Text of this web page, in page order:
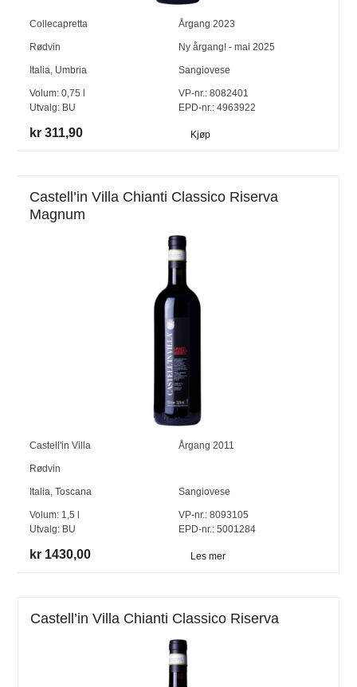
Collecapretta Årgang 2023
Rødvin Ny årgang! - mai 2025
Italia, Umbria Sangiovese
Volum:0,75 l
Utvalg: BU
VP-nr.:8082401
EPD-nr.: 4963922
kr 311,90 Kjøp
Castell’in Villa Chianti Classico Riserva
Magnum
Castell'in Villa Årgang 2011
Rødvin
Italia ,Toscana Sangiovese
Volum: 1,5 l
Utvalg: BU
VP-nr.:8093105
EPD-nr.: 5001284
kr 1430,00 Les mer
Castell’in Villa Chianti Classico Riserva